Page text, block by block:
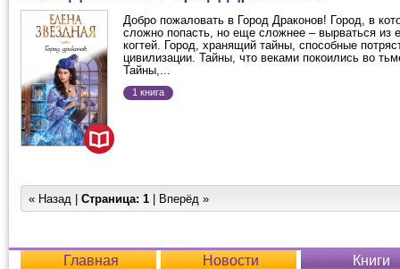
Добро пожаловать в Город Драконов! Город, в
сложно попасть, но еще сложнее – вырваться из
когтей. Город, хранящий тайны, способные
цивилизации. Тайны, что веками покоились во
Тайны,...
1 книга
« Назад | Страница: 1 | Вперёд »
Главная Новости Книги